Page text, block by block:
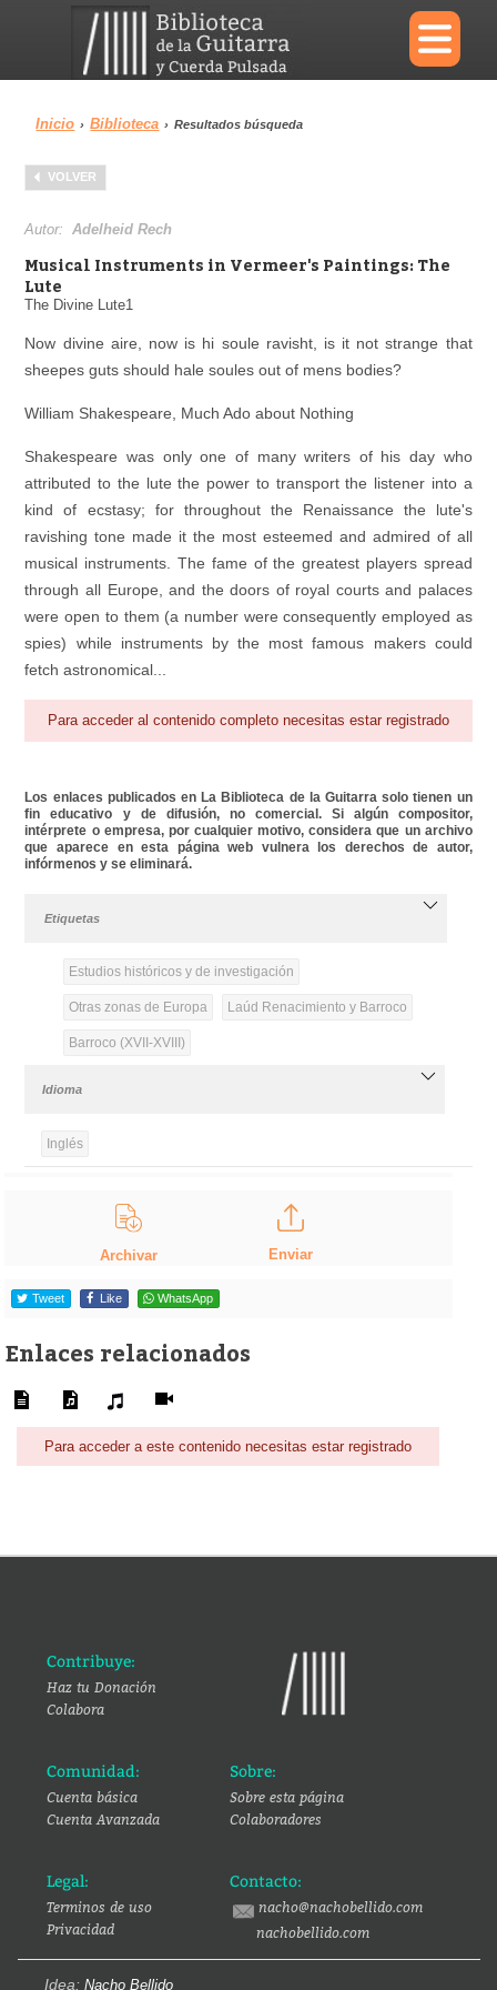
×
Menu
Biblioteca
Área personal Reproductor
Inicio › Biblioteca › Resultados búsqueda
VOLVER
Autor:Adelheid Rech
Musical Instruments in Vermeer's Paintings: The
Lute
The Divine Lute1
Now divine aire, now is hi soule ravisht, is it not strange that
sheepes guts should hale soules out of mens bodies?
William Shakespeare, Much Ado about Nothing
Shakespeare was only one of many writers of his day who
attributed to the lute the power to transport the listener into a
kind of ecstasy; for throughout the Renaissance the lute's
ravishing tone made it the most esteemed and admired of all
musical instruments. The fame of the greatest players spread
through all Europe, and the doors of royal courts and palaces
were open to them (a number were consequently employed as
spies) while instruments by the most famous makers could
fetch astronomical...
Para acceder al contenido completo necesitas estar registrado
Los enlaces publicados en La Biblioteca de la Guitarra solo tienen un
fin educativo y de difusión, no comercial. Si algún compositor,
intérprete o empresa, por cualquier motivo, considera que un archivo
que aparece en esta página web vulnera los derechos de autor,
infórmenos y se eliminará.
Etiquetas
Estudios históricos y de investigación
Otras zonas de Europa Laúd Renacimiento y Barroco
Barroco (XVII-XVIII)
Idioma
Inglés
Archivar Enviar
Tweet Like WhatsApp
Enlaces relacionados
Para acceder a este contenido necesitas estar registrado
Contribuye:
Haz tu Donación
Colabora
Comunidad:
Cuenta básica
Cuenta Avanzada
Sobre:
Sobre esta página
Colaboradores
Legal:
Terminos de uso
Privacidad
Contacto:
nacho@nachobellido.com
nachobellido.com
Idea: Nacho Bellido